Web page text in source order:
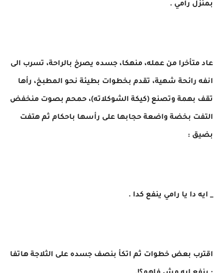
بمنزل رامي .
عاد متأخرا من عمله، منهكا، جسده يصرخ بالراحة، تسرب الى
انفه رائحة شهية، تقدم بخطوات بطيئة نحو المطبخ، رأها
تقف بهمة وتصنع (كيكة الشوكلاته)، حمحم بصوت منخفض
التفت بخضة واضعة حجابها على رأسها باحكام ثم هتفت
بضيق :
_ ايه دا يا رامي ينفع كدا .
اقترب بعض خطوات ثم اتكأ بنصف جسده على الثلاجة هاتفا